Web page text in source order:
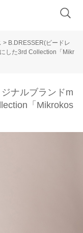
> B.DRESSER(ビードレ
した3rd Collection「Mikr
ナルブランドm
「Mikrokos